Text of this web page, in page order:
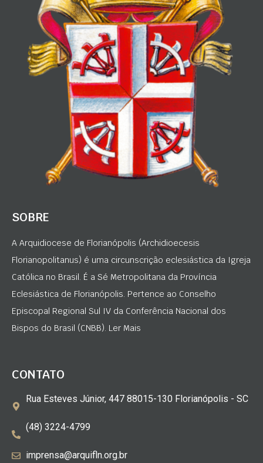
SOBRE
A Arquidiocese de Florianópolis (Archidioecesis
Florianopolitanus) é uma circunscrição eclesiástica da Igreja
Católica no Brasil. É a Sé Metropolitana da Província
Eclesiástica de Florianópolis. Pertence ao Conselho
Episcopal Regional Sul IV da Conferência Nacional dos
Bispos do Brasil (CNBB). Ler Mais
CONTATO
Rua Esteves Júnior, 447 88015-130 Florianópolis - SC
(48) 3224-4799
imprensa@arquifln.org.br